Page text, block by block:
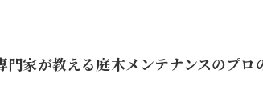
門家が教える庭木メンテナンスのプロ